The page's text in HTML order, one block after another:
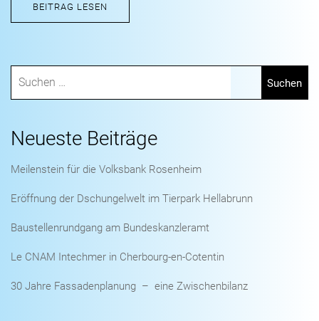
BEITRAG LESEN
Neueste Beiträge
Meilenstein für die Volksbank Rosenheim
Eröffnung der Dschungelwelt im Tierpark Hellabrunn
Baustellenrundgang am Bundeskanzleramt
Le CNAM Intechmer in Cherbourg-en-Cotentin
30 Jahre Fassadenplanung – eine Zwischenbilanz